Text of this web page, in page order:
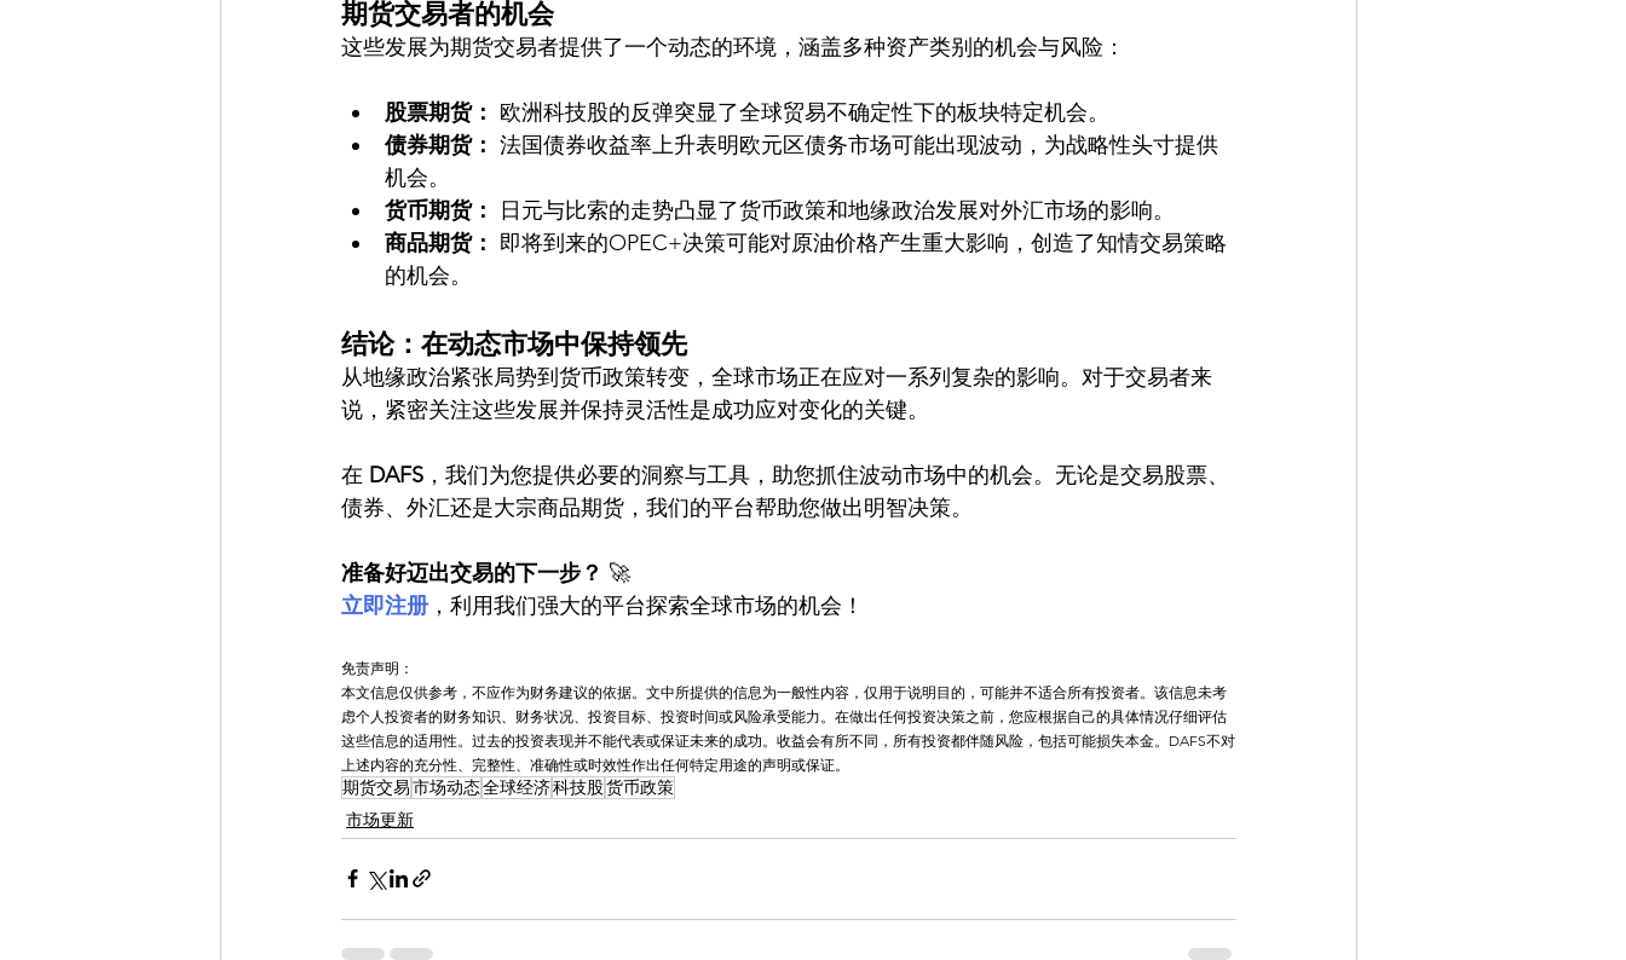
期货交易者的机会
这些发展为期货交易者提供了一个动态的环境，涵盖多种资产类别的机会与风险：
股票期货： 欧洲科技股的反弹突显了全球贸易不确定性下的板块特定机会。
债券期货： 法国债券收益率上升表明欧元区债务市场可能出现波动，为战略性头寸提供
机会。
货币期货：
日元与比索的走势凸显了货币政策和地缘政治发展对外汇市场的影响。
商品期货： 即将到来的OPEC+决策可能对原油价格产生重大影响，创造了知情交易策略
的机会。
结论：在动态市场中保持领先
从地缘政治紧张局势到货币政策转变，全球市场正在应对一系列复杂的影响。对于交易者来
说，紧密关注这些发展并保持灵活性是成功应对变化的关键。
在 DAFS ，我们为您提供必要的洞察与工具，助您抓住波动市场中的机会。无论是交易股票、
债券、外汇还是大宗商品期货，我们的平台帮助您做出明智决策。
准备好迈出交易的下一步？ 🚀
立即注册 ，利用我们强大的平台探索全球市场的机会！
免责声明：
本文信息仅供参考，不应作为财务建议的依据。文中所提供的信息为一般性内容，仅用于说明目的，可能并不适合所有投资者。该信息未考
虑个人投资者的财务知识、财务状况、投资目标、投资时间或风险承受能力。在做出任何投资决策之前，您应根据自己的具体情况仔细评估
这些信息的适用性。过去的投资表现并不能代表或保证未来的成功。收益会有所不同，所有投资都伴随风险，包括可能损失本金。DAFS不对
上述内容的充分性、完整性、准确性或时效性作出任何特定用途的声明或保证。
期货交易市场动态全球经济科技股货币政策
市场更新